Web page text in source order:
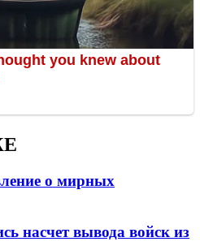
о мирных
насчет вывода войск из